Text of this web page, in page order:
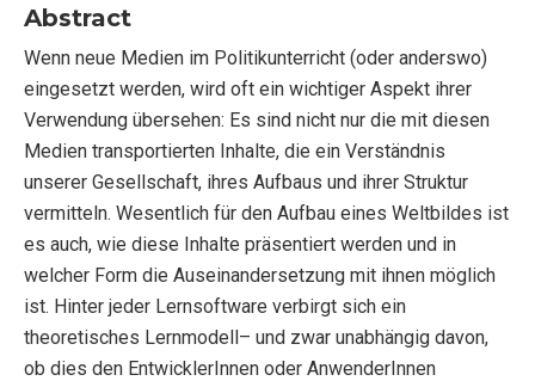
Abstract
Wenn neue Medien im Politikunterricht (oder anderswo)
eingesetzt werden, wird oft ein wichtiger Aspekt ihrer
Verwendung übersehen: Es sind nicht nur die mit diesen
Medien transportierten Inhalte, die ein Verständnis
unserer Gesellschaft, ihres Aufbaus und ihrer Struktur
vermitteln. Wesentlich für den Aufbau eines Weltbildes ist
es auch, wie diese Inhalte präsentiert werden und in
welcher Form die Auseinandersetzung mit ihnen möglich
ist. Hinter jeder Lernsoftware verbirgt sich ein
theoretisches Lernmodell– und zwar unabhängig davon,
ob dies den EntwicklerInnen oder AnwenderInnen